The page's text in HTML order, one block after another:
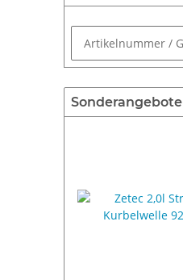
Sonderangebote